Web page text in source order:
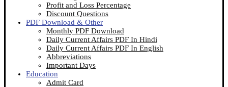
Profit and Loss Percentage
Discount Questions
PDF Download & Other
Monthly PDF Download
Daily Current Affairs PDF In Hindi
Daily Current Affairs PDF In English
Abbreviations
Important Days
Education
Admit Card